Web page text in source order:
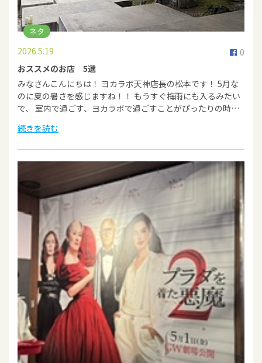
ネタ
0
2026.5.19
おススメのお店 5選
みなさんこんにちは！ ヨカラボ天神店長の松本です！ 5月な
のに夏の暑さを感じますね！！ もうすぐ梅雨にも入るみたい
で、 室内で過ごす、ヨカラボで過ごすことがぴったりの時…
続きを読む